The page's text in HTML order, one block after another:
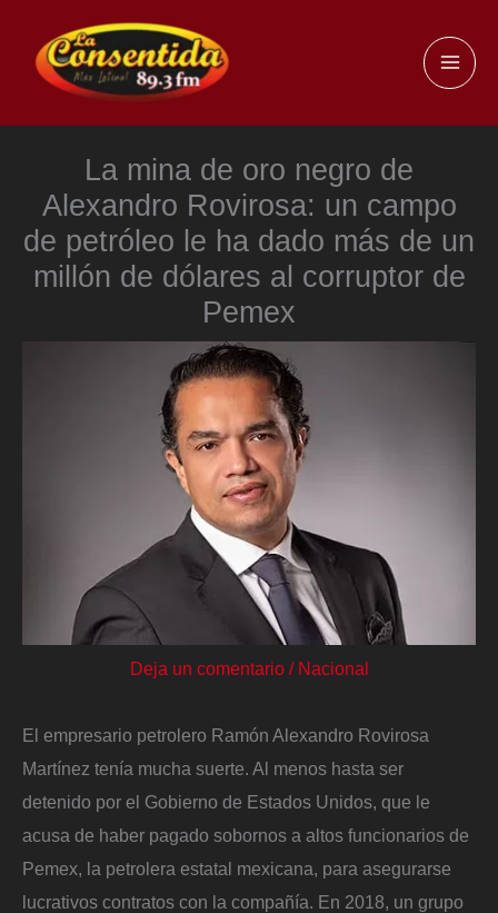
contenido
La mina de oro negro de
Alexandro Rovirosa: un campo
de petróleo le ha dado más de un
millón de dólares al corruptor de
Pemex
Deja un comentario / Nacional
El empresario petrolero Ramón Alexandro Rovirosa
Martínez tenía mucha suerte. Al menos hasta ser
detenido por el Gobierno de Estados Unidos, que le
acusa de haber pagado sobornos a altos funcionarios de
Pemex, la petrolera estatal mexicana, para asegurarse
lucrativos contratos con la compañía. En 2018, un grupo